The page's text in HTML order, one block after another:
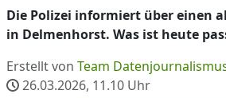
Die Polizei informiert über einen
in Delmenhorst. Was ist heute
Erstellt von Team
26.03.2026, 11.10 Uhr